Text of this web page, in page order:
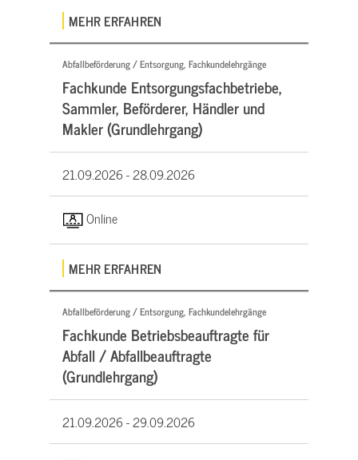
MEHR ERFAHREN
Abfallbeförderung / Entsorgung, Fachkundelehrgänge
Fachkunde Entsorgungsfachbetriebe,
Sammler, Beförderer, Händler und
Makler (Grundlehrgang)
21.09.2026 -28.09.2026
Online
MEHR ERFAHREN
Abfallbeförderung / Entsorgung, Fachkundelehrgänge
Fachkunde Betriebsbeauftragte für
Abfall / Abfallbeauftragte
(Grundlehrgang)
21.09.2026 -29.09.2026